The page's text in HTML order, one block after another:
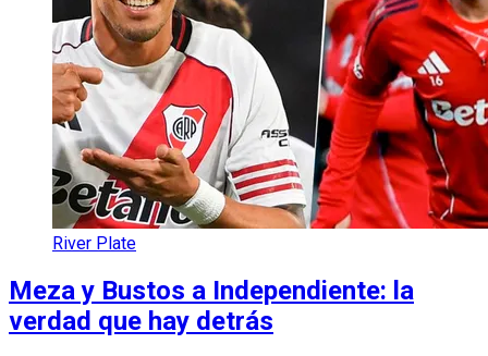
River Plate
Meza y Bustos a Independiente: la
verdad que hay detrás